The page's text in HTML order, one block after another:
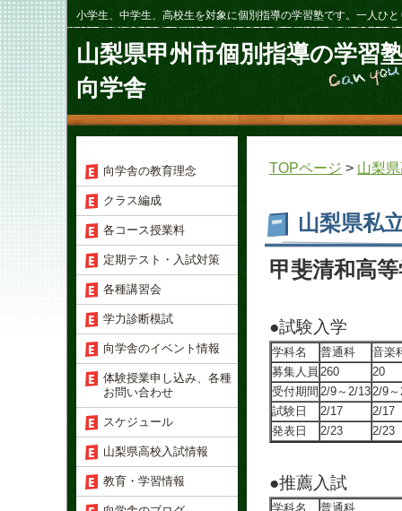
小学生、中学生、高校生を対象に個別指導の学習塾です。一人ひ
山梨県甲州市個別指導の学習
向学舎
TOPページ > 山梨
山梨県私
甲斐清和高
●試験入学
学科名 普通科
音楽
募集人員 260
20
受付期間 2/9～2/132/9
試験日
2/17
2/17
発表日
2/23 2/23
●推薦入試
学科名
普通科
向学舎の教育理念
クラス編成
各コース授業料
定期テスト・入試対策
各種講習会
学力診断模試
向学舎のイベント情報
体験授業申し込み、各種
お問い合わせ
スケジュール
山梨県高校入試情報
教育・学習情報